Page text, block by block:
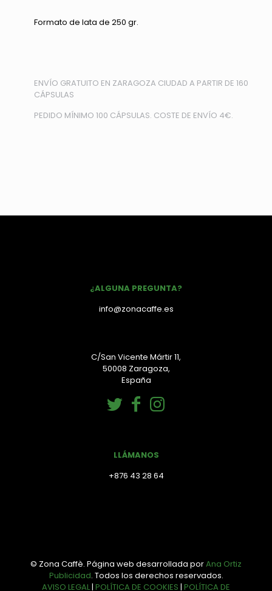
Formato de lata de 250 gr.
ENVÍO GRATUITO EN ZARAGOZA CIUDAD A PARTIR DE 160
CÁPSULAS
PEDIDO MÍNIMO 100 CÁPSULAS. COSTE DE ENVÍO 4€.
¿ALGUNA PREGUNTA?
info@zonacaffe.es
C/San Vicente Mártir 11,
50008 Zaragoza,
España
LLÁMANOS
+876 43 28 64
© Zona Caffè. Página web desarrollada porAna Ortiz
Publicidad. Todos los derechos reservados.
AVISO LEGAL| POLÍTICA DE COOKIES | POLÍTICA DE